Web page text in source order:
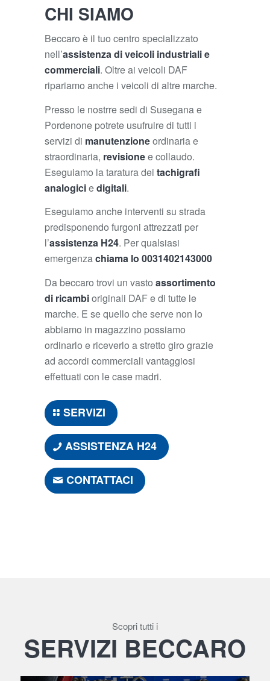
CHI SIAMO
Beccaro è il tuo centro specializzato
nell’assistenza di veicoli industriali e
commerciali. Oltre ai veicoli DAF
ripariamo anche i veicoli di altre marche.
Presso le nostrre sedi di Susegana e
Pordenone potrete usufruire di tutti i
servizi di manutenzioneordinaria e
straordinaria, revisionee collaudo.
Eseguiamo la taratura dei tachigrafi
analogiciedigitali.
Eseguiamo anche interventi su strada
predisponendo furgoni attrezzati per
l’assistenza H24. Per qualsiasi
emergenzachiama lo 0031402143000
Da beccaro trovi un vasto assortimento
di ricambioriginali DAF e di tutte le
marche. E se quello che serve non lo
abbiamo in magazzino possiamo
ordinarlo e riceverlo a stretto giro grazie
ad accordi commerciali vantaggiosi
effettuati con le case madri.
SERVIZI
ASSISTENZA H24
CONTATTACI
Scopri tutti i
SERVIZI BECCARO